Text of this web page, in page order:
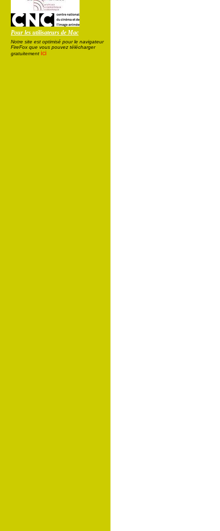
Pour les utilisateurs de Mac
Notre site est optimisé pour le navigateur
FireFox que vous pouvez télécharger
gratuitement ici